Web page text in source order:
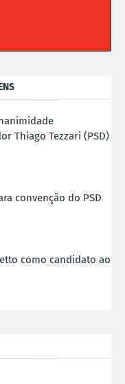
Thiago Tezzari (PSD)
convenção do PSD
como candidato ao